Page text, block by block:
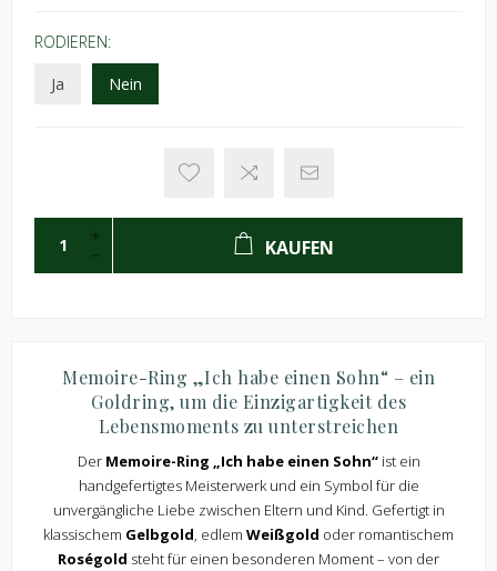
RODIEREN:
Ja
Nein
KAUFEN
Memoire-Ring „Ich habe einen Sohn“ – ein
Goldring, um die Einzigartigkeit des
Lebensmoments zu unterstreichen
Der Memoire-Ring „Ich habe einen Sohn“ist ein
handgefertigtes Meisterwerk und ein Symbol für die
unvergängliche Liebe zwischen Eltern und Kind. Gefertigt in
klassischem Gelbgold , edlem Weißgold oder romantischem
Roségold steht für einen besonderen Moment – von der